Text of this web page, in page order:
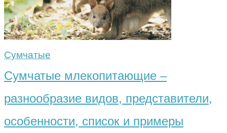
Сумчатые
Сумчатые млекопитающие –
разнообразие видов, представители,
особенности, список и примеры